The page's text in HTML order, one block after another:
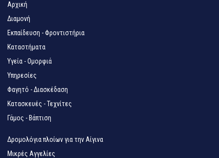
Αρχική
Διαμονή
Εκπαίδευση - Φροντιστήρια
Καταστήματα
Υγεία - Ομορφιά
Υπηρεσίες
Φαγητό - Διασκέδαση
Κατασκευές - Τεχνίτες
Γάμος - Βάπτιση
Δρομολόγια πλοίων για την Αίγινα
Μικρές Αγγελίες